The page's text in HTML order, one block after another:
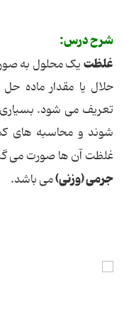
شرح درس:
غلظتیک محلول به
حلال یا مقدار ماده
تعریف می شود.
شوند و محاسبه های
غلظت آن ها صورت می
جرمی (وزنی)می باشد.